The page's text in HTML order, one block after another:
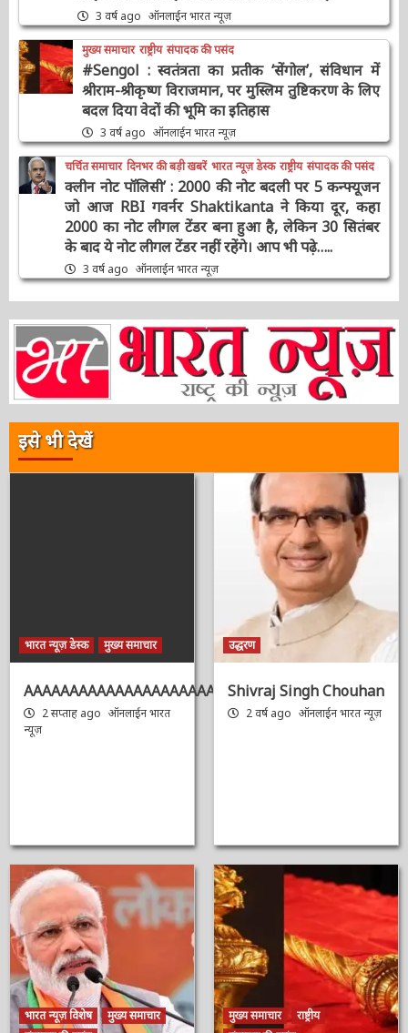
3 वर्ष ago ऑनलाईन भारत न्यूज़
मुख्य समाचार राष्ट्रीय संपादक की पसंद
#Sengol : स्वतंत्रता का प्रतीक ‘सेंगोल’, संविधान में
श्रीराम-श्रीकृष्ण विराजमान, पर मुस्लिम तुष्टिकरण के
लिए बदल दिया वेदों की भूमि का इतिहास
3 वर्ष ago ऑनलाईन भारत न्यूज़
चर्चित समाचार दिनभर की बड़ी खबरें भारत न्यूज़ डेस्क राष्ट्रीय
संपादक की पसंद
क्लीन नोट पॉलिसी’ : 2000 की नोट बदली पर 5
कन्फ्यूजन जो आज RBI गवर्नर Shaktikanta ने किया
दूर, कहा 2000 का नोट लीगल टेंडर बना हुआ है, लेकिन
30 सितंबर के बाद ये नोट लीगल टेंडर नहीं रहेंगे। आप भी
पढ़े…..
3 वर्ष ago ऑनलाईन भारत न्यूज़
इसे भी देखें
AAAAAAAAAAAAAAAAAAAAAAAAAAAAAAAAA
Shivraj Singh